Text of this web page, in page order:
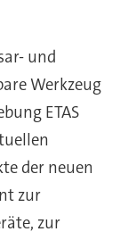
und
Werkzeug
ETAS
der neuen
zur
zur